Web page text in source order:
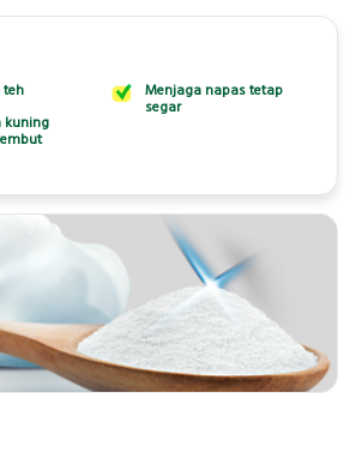
kuning
Menjaga napas tetap
segar